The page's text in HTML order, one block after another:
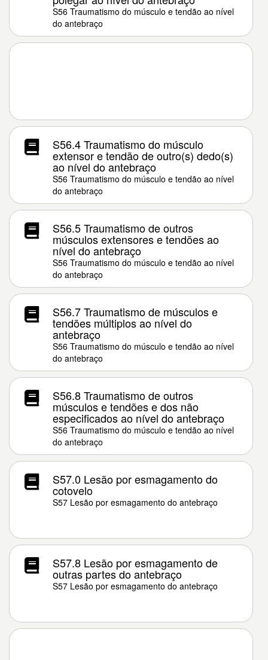
S56 Traumatismo do músculo e tendão ao nível
do antebraço
S56.4 Traumatismo do músculo
extensor e tendão de outro(s) dedo(s)
ao nível do antebraço
S56 Traumatismo do músculo e tendão ao nível
do antebraço
S56.5 Traumatismo de outros
músculos extensores e tendões ao
nível do antebraço
S56 Traumatismo do músculo e tendão ao nível
do antebraço
S56.7 Traumatismo de músculos e
tendões múltiplos ao nível do
antebraço
S56 Traumatismo do músculo e tendão ao nível
do antebraço
S56.8 Traumatismo de outros
músculos e tendões e dos não
especificados ao nível do antebraço
S56 Traumatismo do músculo e tendão ao nível
do antebraço
S57.0 Lesão por esmagamento do
cotovelo
S57 Lesão por esmagamento do antebraço
S57.8 Lesão por esmagamento de
outras partes do antebraço
S57 Lesão por esmagamento do antebraço